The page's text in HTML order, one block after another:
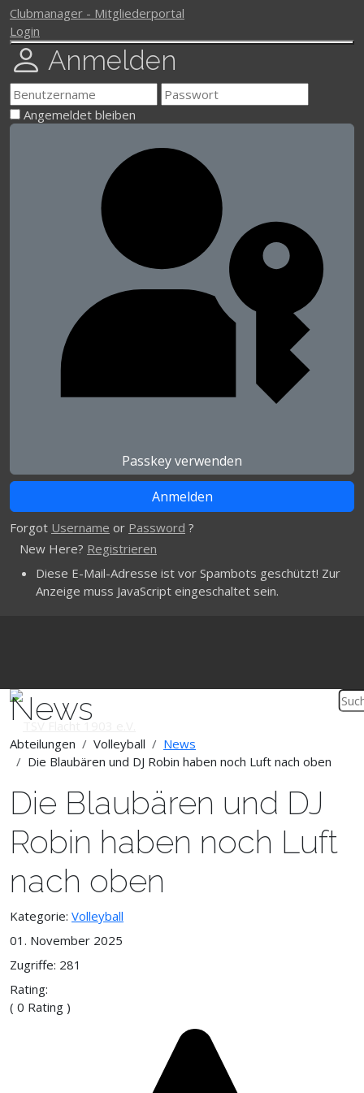
Clubmanager - Mitgliederportal
Login
Anmelden
Angemeldet bleiben
Passkey verwenden
Forgot Username or Password ?
New Here? Registrieren
Diese E-Mail-Adresse ist vor Spambots geschützt! Zur
Anzeige muss JavaScript eingeschaltet sein.
News
Abteilungen Volleyball
News
Die Blaubären und DJ Robin haben noch Luft nach oben
Die Blaubären und DJ
Robin haben noch Luft
nach oben
Kategorie: Volleyball
01. November 2025
Zugriffe: 281
Rating:
( 0 Rating )